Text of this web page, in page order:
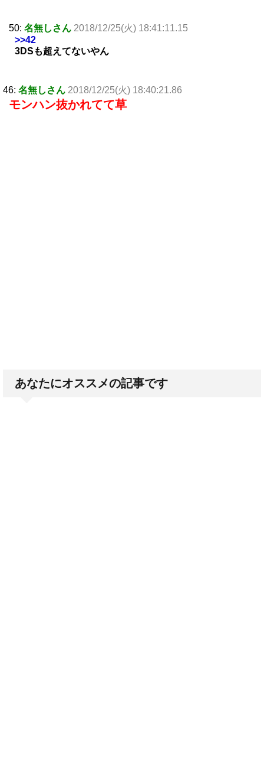
50: 名無しさん 2018/12/25(火) 18:41:11.15
>>42
3DSも超えてないやん
46: 名無しさん 2018/12/25(火) 18:40:21.86
モンハン抜かれてて草
あなたにオススメの記事です